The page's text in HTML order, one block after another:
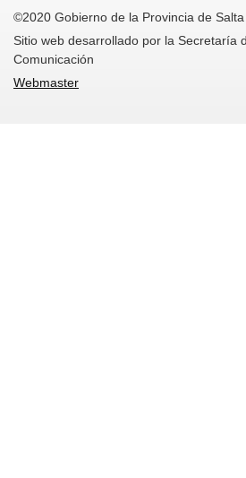
©2020 Gobierno de la Provincia de Salta
Sitio web desarrollado por la Secretaría
Comunicación
Webmaster